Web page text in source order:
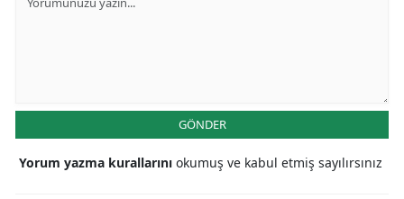
GÖNDER
Yorum yazma kurallarını okumuş ve kabul etmiş sayılırsınız